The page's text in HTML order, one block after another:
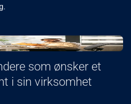
som ønsker et
i sin virksomhet